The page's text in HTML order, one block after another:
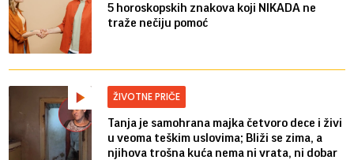
5 horoskopskih znakova koji NIKADA ne
traže nečiju pomoć
ŽIVOTNE PRIČE
Tanja je samohrana majka četvoro dece i živi
u veoma teškim uslovima; Bliži se zima, a
njihova trošna kuća nema ni vrata, ni dobar